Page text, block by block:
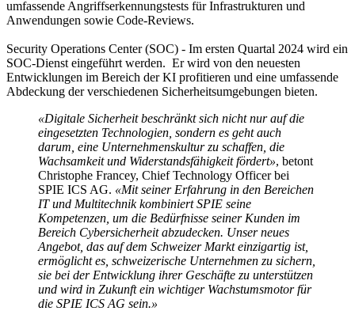
umfassende Angriffserkennungstests für Infrastrukturen und
Anwendungen sowie Code-Reviews.
Security Operations Center (SOC) - Im ersten Quartal 2024 wird ein
SOC-Dienst eingeführt werden. Er wird von den neuesten
Entwicklungen im Bereich der KI profitieren und eine umfassende
Abdeckung der verschiedenen Sicherheitsumgebungen bieten.
«Digitale Sicherheit beschränkt sich nicht nur auf die
eingesetzten Technologien, sondern es geht auch
darum, eine Unternehmenskultur zu schaffen, die
Wachsamkeit und Widerstandsfähigkeit fördert», betont
Christophe Francey, Chief Technology Officer bei
SPIE ICS AG. «Mit seiner Erfahrung in den Bereichen
IT und Multitechnik kombiniert SPIE seine
Kompetenzen, um die Bedürfnisse seiner Kunden im
Bereich Cybersicherheit abzudecken. Unser neues
Angebot, das auf dem Schweizer Markt einzigartig ist,
ermöglicht es, schweizerische Unternehmen zu sichern,
sie bei der Entwicklung ihrer Geschäfte zu unterstützen
und wird in Zukunft ein wichtiger Wachstumsmotor für
die SPIE ICS AG sein.»